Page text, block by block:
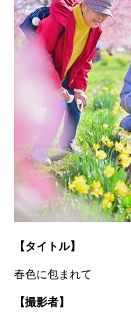
【タイトル】
春色に包まれて
【撮影者】